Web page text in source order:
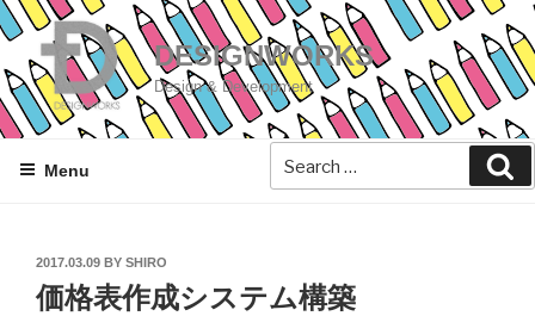
Skip
to
content
DESIGNWORKS
Design & Development
Menu
POSTED
ON
2017.03.09 BY SHIRO
価格表作成システム構築